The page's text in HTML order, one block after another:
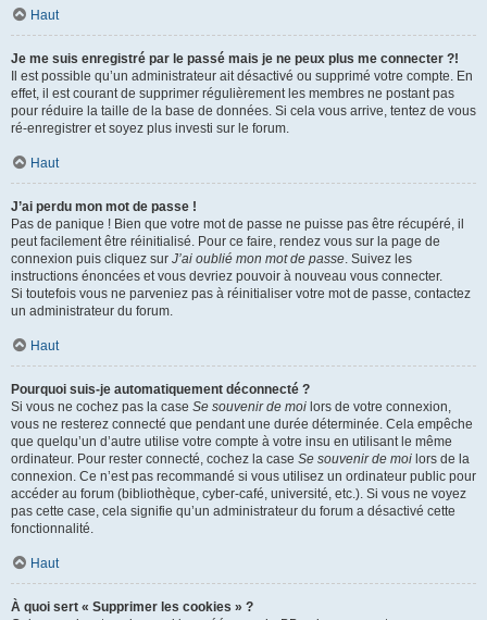
Haut
Je me suis enregistré par le passé mais je ne peux plus me connecter ?!
Il est possible qu’un administrateur ait désactivé ou supprimé votre compte. En
effet, il est courant de supprimer régulièrement les membres ne postant pas
pour réduire la taille de la base de données. Si cela vous arrive, tentez de vous
ré-enregistrer et soyez plus investi sur le forum.
Haut
J’ai perdu mon mot de passe !
Pas de panique ! Bien que votre mot de passe ne puisse pas être récupéré, il
peut facilement être réinitialisé. Pour ce faire, rendez vous sur la page de
connexion puis cliquez sur J’ai oublié mon mot de passe. Suivez les
instructions énoncées et vous devriez pouvoir à nouveau vous connecter.
Si toutefois vous ne parveniez pas à réinitialiser votre mot de passe, contactez
un administrateur du forum.
Haut
Pourquoi suis-je automatiquement déconnecté ?
Si vous ne cochez pas la case Se souvenir de moi lors de votre connexion,
vous ne resterez connecté que pendant une durée déterminée. Cela empêche
que quelqu’un d’autre utilise votre compte à votre insu en utilisant le même
ordinateur. Pour rester connecté, cochez la case Se souvenir de moi lors de la
connexion. Ce n’est pas recommandé si vous utilisez un ordinateur public pour
accéder au forum (bibliothèque, cyber-café, université, etc.). Si vous ne voyez
pas cette case, cela signifie qu’un administrateur du forum a désactivé cette
fonctionnalité.
Haut
À quoi sert « Supprimer les cookies » ?